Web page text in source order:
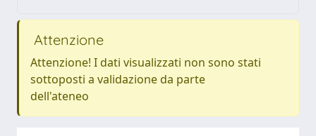
Attenzione
Attenzione! I dati visualizzati non sono stati
sottoposti a validazione da parte
dell'ateneo